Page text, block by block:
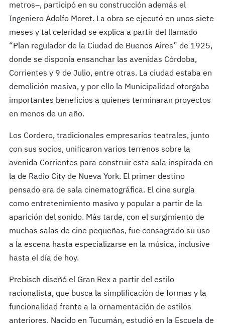
metros–, participó en su construcción además el
Ingeniero Adolfo Moret. La obra se ejecutó en unos siete
meses y tal celeridad se explica a partir del llamado
“Plan regulador de la Ciudad de Buenos Aires” de 1925,
donde se disponía ensanchar las avenidas Córdoba,
Corrientes y 9 de Julio, entre otras. La ciudad estaba en
demolición masiva, y por ello la Municipalidad otorgaba
importantes beneficios a quienes terminaran proyectos
en menos de un año.
Los Cordero, tradicionales empresarios teatrales, junto
con sus socios, unificaron varios terrenos sobre la
avenida Corrientes para construir esta sala inspirada en
la de Radio City de Nueva York. El primer destino
pensado era de sala cinematográfica. El cine surgía
como entretenimiento masivo y popular a partir de la
aparición del sonido. Más tarde, con el surgimiento de
muchas salas de cine pequeñas, fue consagrado su uso
a la escena hasta especializarse en la música, inclusive
hasta el día de hoy.
Prebisch diseñó el Gran Rex a partir del estilo
racionalista, que busca la simplificación de formas y la
funcionalidad frente a la ornamentación de estilos
anteriores. Nacido en Tucumán, estudió en la Escuela de